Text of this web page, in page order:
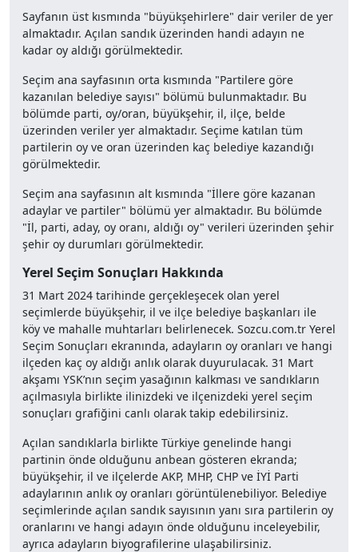
Sayfanın üst kısmında "büyükşehirlere" dair veriler de yer
almaktadır. Açılan sandık üzerinden handi adayın ne
kadar oy aldığı görülmektedir.
Seçim ana sayfasının orta kısmında "Partilere göre
kazanılan belediye sayısı" bölümü bulunmaktadır. Bu
bölümde parti, oy/oran, büyükşehir, il, ilçe, belde
üzerinden veriler yer almaktadır. Seçime katılan tüm
partilerin oy ve oran üzerinden kaç belediye kazandığı
görülmektedir.
Seçim ana sayfasının alt kısmında "İllere göre kazanan
adaylar ve partiler" bölümü yer almaktadır. Bu bölümde
"İl, parti, aday, oy oranı, aldığı oy" verileri üzerinden şehir
şehir oy durumları görülmektedir.
Yerel Seçim Sonuçları Hakkında
31 Mart 2024 tarihinde gerçekleşecek olan yerel
seçimlerde büyükşehir, il ve ilçe belediye başkanları ile
köy ve mahalle muhtarları belirlenecek. Sozcu.com.tr Yerel
Seçim Sonuçları ekranında, adayların oy oranları ve hangi
ilçeden kaç oy aldığı anlık olarak duyurulacak. 31 Mart
akşamı YSK’nın seçim yasağının kalkması ve sandıkların
açılmasıyla birlikte ilinizdeki ve ilçenizdeki yerel seçim
sonuçları grafiğini canlı olarak takip edebilirsiniz.
Açılan sandıklarla birlikte Türkiye genelinde hangi
partinin önde olduğunu anbean gösteren ekranda;
büyükşehir, il ve ilçelerde AKP, MHP, CHP ve İYİ Parti
adaylarının anlık oy oranları görüntülenebiliyor. Belediye
seçimlerinde açılan sandık sayısının yanı sıra partilerin oy
oranlarını ve hangi adayın önde olduğunu inceleyebilir,
ayrıca adayların biyografilerine ulaşabilirsiniz.